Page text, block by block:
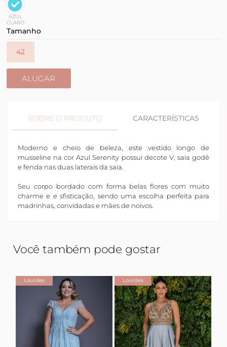
AZUL
CLARO
Tamanho
42
ALUGAR
SOBRE O PRODUTO CARACTERÍSTICAS
Moderno e cheio de beleza, este vestido longo de
musseline na cor Azul Serenity possui decote V, saia godê
e fenda nas duas laterais da saia.
Seu corpo bordado com forma belas flores com muito
charme e e sfisticação, sendo uma escolha perfeita para
madrinhas, convidadas e mães de noivos.
Você também pode gostar
Lourdes Lourdes